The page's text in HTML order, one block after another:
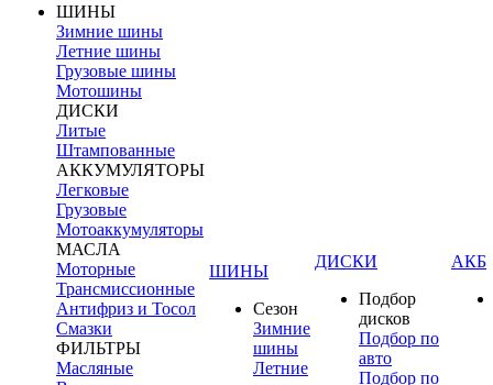
ШИНЫ
Зимние шины
Летние шины
Грузовые шины
Мотошины
ДИСКИ
Литые
Штампованные
АККУМУЛЯТОРЫ
Легковые
Грузовые
Мотоаккумуляторы
МАСЛА
Моторные
Трансмиссионные
Антифриз и Тосол
Смазки
ФИЛЬТРЫ
Масляные
ШИНЫ
Сезон
Зимние
шины
Летние
ДИСКИ
Подбор
дисков
Подбор по
авто
Подбор по
АКБ